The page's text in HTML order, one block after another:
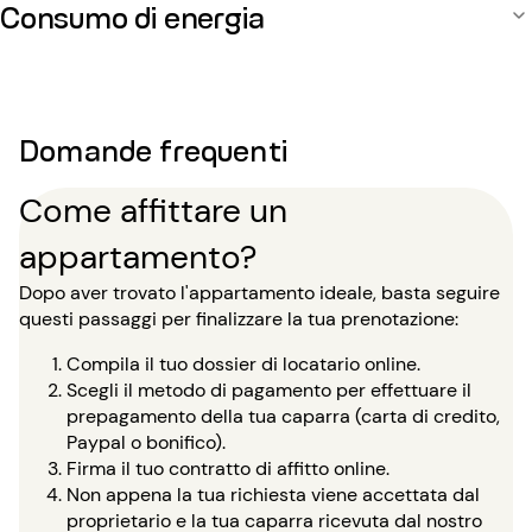
Consumo di energia
Domande frequenti
Come affittare un
appartamento?
Dopo aver trovato l'appartamento ideale, basta seguire
questi passaggi per finalizzare la tua prenotazione:
Compila il tuo dossier di locatario online.
Scegli il metodo di pagamento per effettuare il
prepagamento della tua caparra (carta di credito,
Paypal o bonifico).
Firma il tuo contratto di affitto online.
Non appena la tua richiesta viene accettata dal
proprietario e la tua caparra ricevuta dal nostro